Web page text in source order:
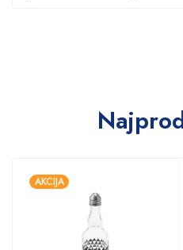
AKCIJA